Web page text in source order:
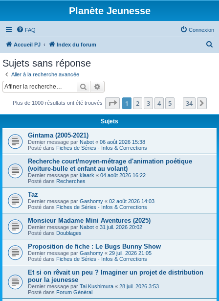
Planète Jeunesse
FAQ Connexion
Accueil PJ Index du forum
c
Sujets sans réponse
Aller à la recherche avancée
Rechercher
Plus de 1000 résultats ont été trouvés Page 1sur34
1 2 3 4 5 34
Sujets
Gintama (2005-2021)
Dernier message par Nabot « 06 août 2026 15:38
Posté dans Fiches de Séries - Infos & Corrections
Recherche court/moyen-métrage d'animation poétique
(voiture-bulle et enfant au volant)
Dernier message par klaark « 04 août 2026 16:22
Posté dans Recherches
Taz
Dernier message par Gashomy « 02 août 2026 14:03
Posté dans Fiches de Séries - Infos & Corrections
Monsieur Madame Mini Aventures (2025)
Dernier message par Nabot « 31 juil. 2026 20:02
Posté dans Doublages
Proposition de fiche : Le Bugs Bunny Show
Dernier message par Gashomy « 29 juil. 2026 21:05
Posté dans Fiches de Séries - Infos & Corrections
Et si on rêvait un peu ? Imaginer un projet de distribution
pour la jeunesse
Dernier message par Tai Kushimura « 28 juil. 2026 3:53
Posté dans Forum Général